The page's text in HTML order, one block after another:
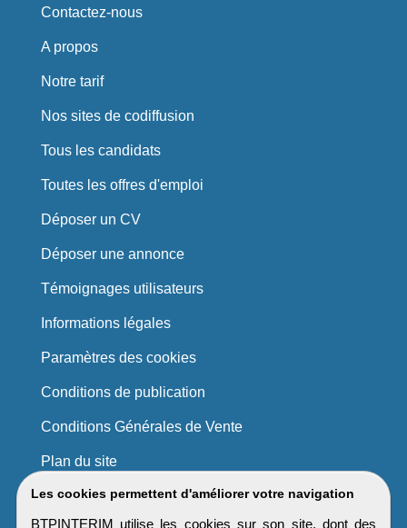
Les cookies permettent d'améliorer votre navigation
BTPINTERIM utilise les cookies sur son site, dont des
Contactez-nous
A propos
Notre tarif
Nos sites de codiffusion
Tous les candidats
Toutes les offres d'emploi
Déposer un CV
Déposer une annonce
Témoignages utilisateurs
Informations légales
Paramètres des cookies
Conditions de publication
Conditions Générales de Vente
Plan du site